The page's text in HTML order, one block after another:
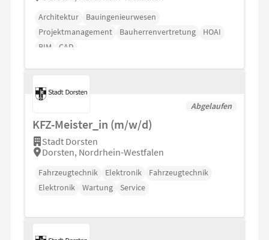
Architektur
Bauingenieurwesen
Projektmanagement
Bauherrenvertretung
HOAI
BIM
CAD
Abgelaufen
KFZ-Meister_in (m/w/d)
Stadt Dorsten
Dorsten, Nordrhein-Westfalen
Fahrzeugtechnik Elektronik
Fahrzeugtechnik
Elektronik
Wartung Service